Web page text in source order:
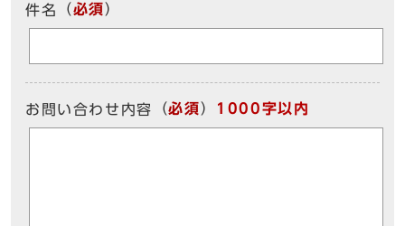
件名 （必須）
お問い合わせ内容 （必須） 1000字以内